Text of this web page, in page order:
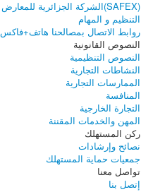
(SAFEX)الشركة الجزائرية للمعارض و التصدير
التنظيم و المهام
روابط الاتصال بمصالحنا هاتف+فاكس
النصوص القانونية
النصوص التنظيمية
النشاطات التجارية
الممارسات التجارية
المنافسة
التجارة الخارجية
المهن والخدمات المقننة
ركن المستهلك
نصائح وإرشادات
جمعيات حماية المستهلك
تواصل معنا
إتصل بنا